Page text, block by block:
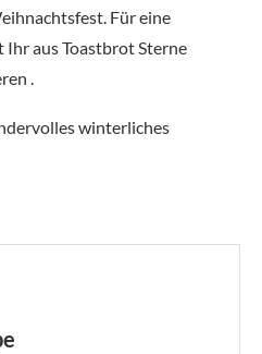
Für eine
aus Toastbrot Sterne
.
winterliches